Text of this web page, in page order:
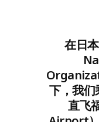
在日
下，我们
直飞